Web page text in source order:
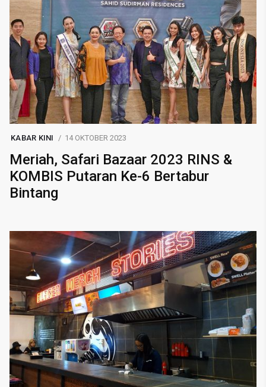
KABAR KINI 14 OKTOBER 2023
Meriah, Safari Bazaar 2023 RINS &
KOMBIS Putaran Ke-6 Bertabur
Bintang